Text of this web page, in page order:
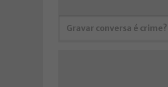
Gravar conversa é crime?